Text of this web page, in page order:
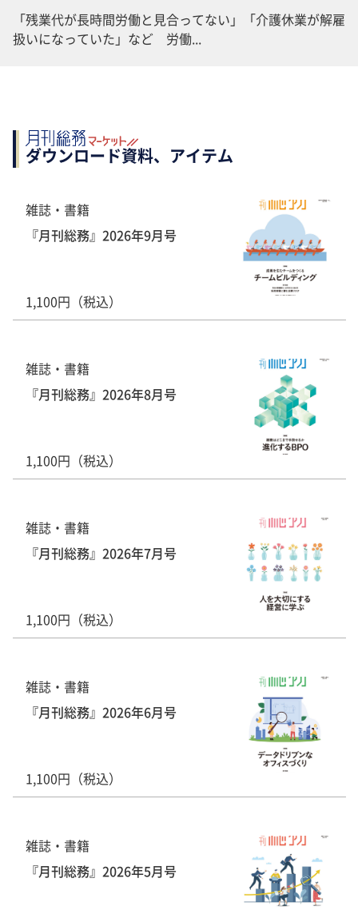
「残業代が長時間労働と見合ってない」「介護休業が解雇
扱いになっていた」など 労働...
ダウンロード資料、アイテム
雑誌・書籍
『月刊総務』2026年9月号
1,100円（税込）
雑誌・書籍
『月刊総務』2026年8月号
1,100円（税込）
雑誌・書籍
『月刊総務』2026年7月号
1,100円（税込）
雑誌・書籍
『月刊総務』2026年6月号
1,100円（税込）
雑誌・書籍
『月刊総務』2026年5月号